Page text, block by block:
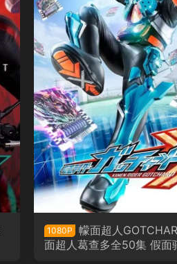
1080P
幪面超人
面超人葛查多全50集 假面